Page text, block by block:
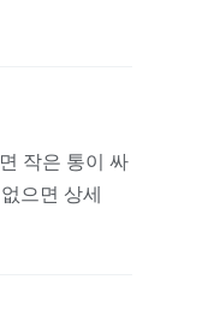
작은 통이 싸
으면 상세